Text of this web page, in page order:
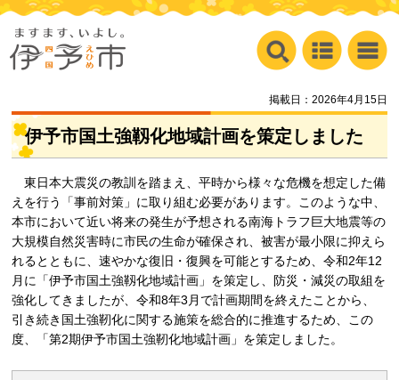
掲載日：2026年4月15日
伊予市国土強靱化地域計画を策定しました
東日本大震災の教訓を踏まえ、平時から様々な危機を想定した備
えを行う「事前対策」に取り組む必要があります。このような中、
本市において近い将来の発生が予想される南海トラフ巨大地震等の
大規模自然災害時に市民の生命が確保され、被害が最小限に抑えら
れるとともに、速やかな復旧・復興を可能とするため、令和2年12
月に「伊予市国土強靱化地域計画」を策定し、防災・減災の取組を
強化してきましたが、令和8年3月で計画期間を終えたことから、
引き続き国土強靭化に関する施策を総合的に推進するため、この
度、「第2期伊予市国土強靭化地域計画」を策定しました。